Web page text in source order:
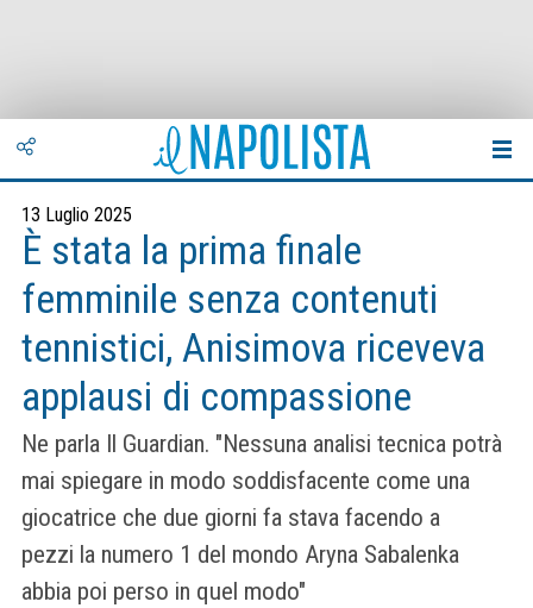
13 Luglio 2025
È stata la prima finale
femminile senza contenuti
tennistici, Anisimova riceveva
applausi di compassione
Ne parla Il Guardian. "Nessuna analisi tecnica potrà
mai spiegare in modo soddisfacente come una
giocatrice che due giorni fa stava facendo a
pezzi la numero 1 del mondo Aryna Sabalenka
abbia poi perso in quel modo"